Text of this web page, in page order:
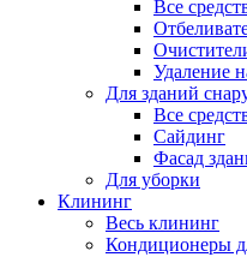
Все
Удаление
Для зданий
Все
Сайдинг
Фасад
Для уборки
Клининг
Весь клининг
Кондиционеры